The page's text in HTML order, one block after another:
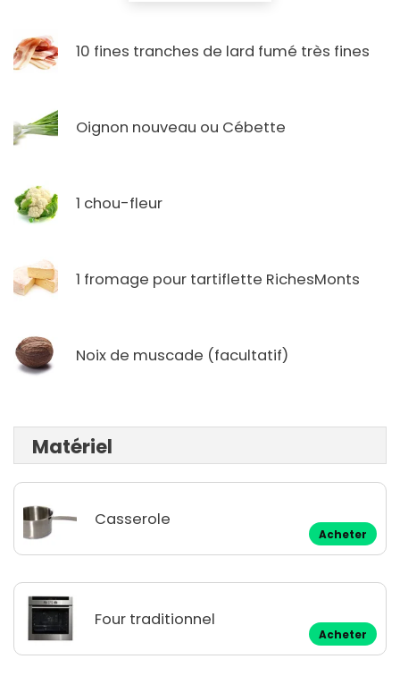
10 fines tranches de lard fumé très fines
Oignon nouveau ou Cébette
1 chou-fleur
1 fromage pour tartiflette RichesMonts
Noix de muscade (facultatif)
Matériel
Casserole
Acheter
Four traditionnel
Acheter